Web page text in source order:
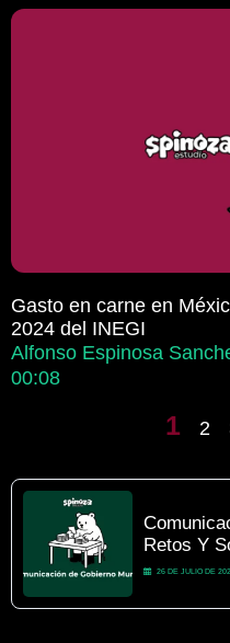
Gasto en carne en
2024 del INEGI
Alfonso Espinosa
00:08
1 2
Retos Y
26 DE JULIO DE